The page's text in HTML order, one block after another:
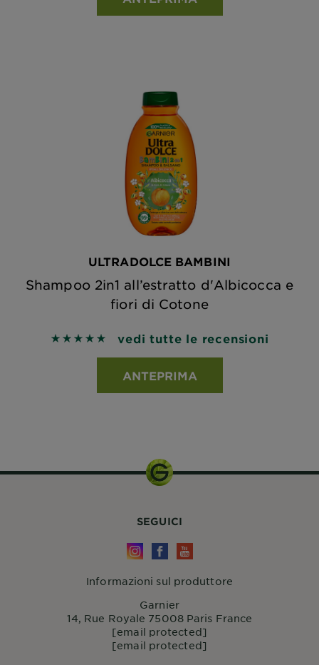
ULTRADOLCE BAMBINI
Shampoo 2in1 all’estratto d'Albicocca e
fiori di Cotone
5 out of 5 stars based on reviews
vedi tutte le recensioni
ANTEPRIMA
SEGUICI
Informazioni sul produttore
Garnier
14, Rue Royale 75008 Paris France
[email protected]
[email protected]